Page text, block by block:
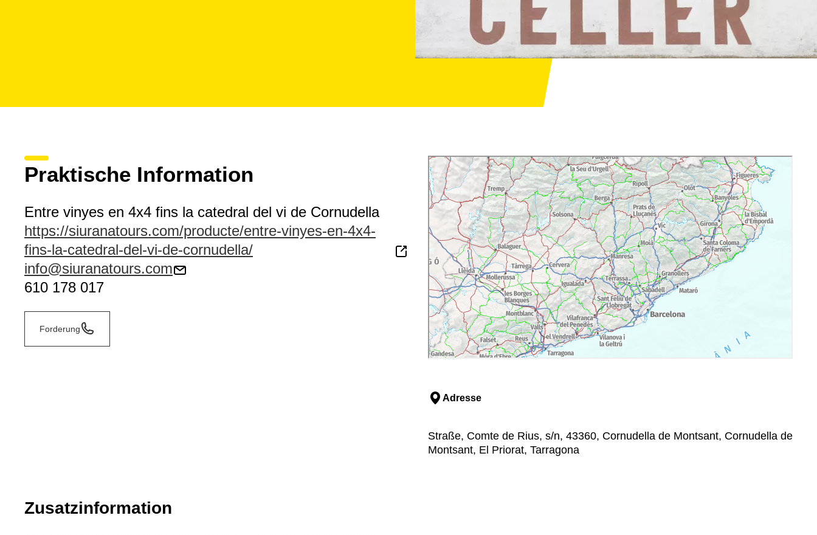
Praktische Information
Entre vinyes en 4x4 fins la catedral del vi de Cornudella
https://siuranatours.com/producte/entre-vinyes-en-4x4-
fins-la-catedral-del-vi-de-cornudella/
info@siuranatours.com
610 178 017
Forderung
Adresse
Straße, Comte de Rius, s/n, 43360, Cornudella de Montsant, Cornudella de
Montsant, El Priorat, Tarragona
Zusatzinformation